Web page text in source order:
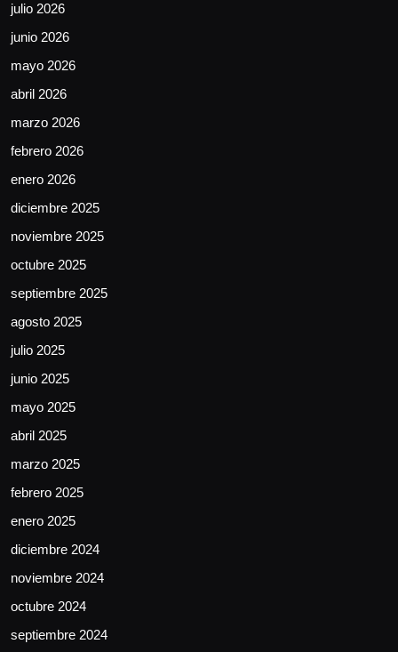
julio 2026
junio 2026
mayo 2026
abril 2026
marzo 2026
febrero 2026
enero 2026
diciembre 2025
noviembre 2025
octubre 2025
septiembre 2025
agosto 2025
julio 2025
junio 2025
mayo 2025
abril 2025
marzo 2025
febrero 2025
enero 2025
diciembre 2024
noviembre 2024
octubre 2024
septiembre 2024